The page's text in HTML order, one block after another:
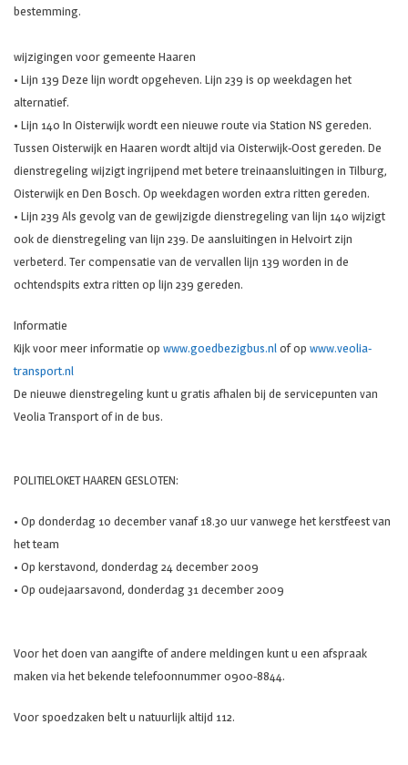
bestemming.
wijzigingen voor gemeente Haaren
• Lijn 139 Deze lijn wordt opgeheven. Lijn 239 is op weekdagen het
alternatief.
• Lijn 140 In Oisterwijk wordt een nieuwe route via Station NS gereden.
Tussen Oisterwijk en Haaren wordt altijd via Oisterwijk-Oost gereden. De
dienstregeling wijzigt ingrijpend met betere treinaansluitingen in Tilburg,
Oisterwijk en Den Bosch. Op weekdagen worden extra ritten gereden.
• Lijn 239 Als gevolg van de gewijzigde dienstregeling van lijn 140 wijzigt
ook de dienstregeling van lijn 239. De aansluitingen in Helvoirt zijn
verbeterd. Ter compensatie van de vervallen lijn 139 worden in de
ochtendspits extra ritten op lijn 239 gereden.
Informatie
Kijk voor meer informatie op www.goedbezigbus.nl of op www.veolia-
transport.nl
De nieuwe dienstregeling kunt u gratis afhalen bij de servicepunten van
Veolia Transport of in de bus.
POLITIELOKET HAAREN GESLOTEN:
• Op donderdag 10 december vanaf 18.30 uur vanwege het kerstfeest van
het team
• Op kerstavond, donderdag 24 december 2009
• Op oudejaarsavond, donderdag 31 december 2009
Voor het doen van aangifte of andere meldingen kunt u een afspraak
maken via het bekende telefoonnummer 0900-8844.
Voor spoedzaken belt u natuurlijk altijd 112.